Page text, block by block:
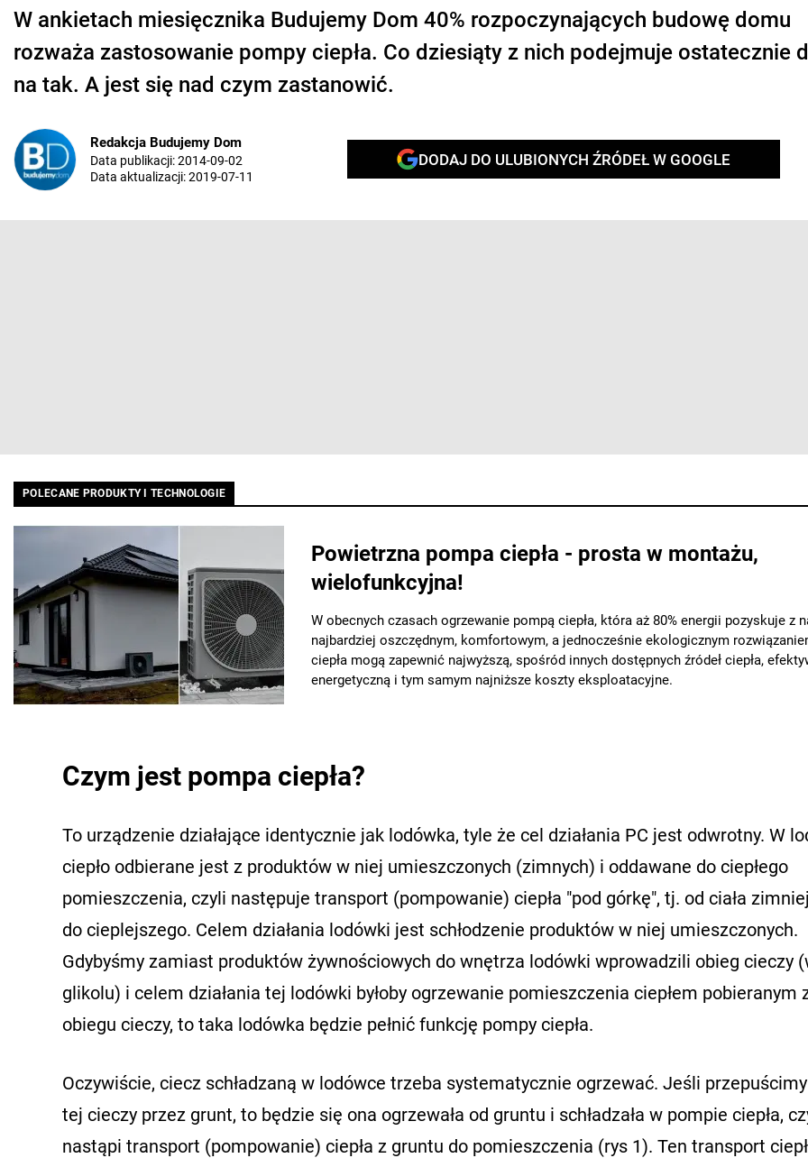
W ankietach miesięcznika Budujemy Dom 40% rozpoczynających budowę domu
rozważa zastosowanie pompy ciepła. Co dziesiąty z nich podejmuje ostatecznie
na tak. A jest się nad czym zastanowić.
Redakcja Budujemy Dom
Data publikacji:2014-09-02
Data aktualizacji:2019-07-11
DODAJ DO ULUBIONYCH ŹRÓDEŁ W GOOGLE
POLECANE PRODUKTY I TECHNOLOGIE
Powietrzna pompa ciepła - prosta w montażu,
wielofunkcyjna!
W obecnych czasach ogrzewanie pompą ciepła, która aż 80% energii pozyskuje z
najbardziej oszczędnym, komfortowym, a jednocześnie ekologicznym
ciepła mogą zapewnić najwyższą, spośród innych dostępnych źródeł ciepła,
energetyczną i tym samym najniższe koszty eksploatacyjne.
Czym jest pompa ciepła?
To urządzenie działające identycznie jak lodówka, tyle że cel działania PC jest odwrotny. W
ciepło odbierane jest z produktów w niej umieszczonych (zimnych) i oddawane do ciepłego
pomieszczenia, czyli następuje transport (pompowanie) ciepła "pod górkę", tj. od ciała
do cieplejszego. Celem działania lodówki jest schłodzenie produktów w niej umieszczonych.
Gdybyśmy zamiast produktów żywnościowych do wnętrza lodówki wprowadzili obieg cieczy
glikolu) i celem działania tej lodówki byłoby ogrzewanie pomieszczenia ciepłem pobieranym
obiegu cieczy, to taka lodówka będzie pełnić funkcję pompy ciepła.
Oczywiście, ciecz schładzaną w lodówce trzeba systematycznie ogrzewać. Jeśli
tej cieczy przez grunt, to będzie się ona ogrzewała od gruntu i schładzała w pompie ciepła,
nastąpi transport (pompowanie) ciepła z gruntu do pomieszczenia (rys 1). Ten transport